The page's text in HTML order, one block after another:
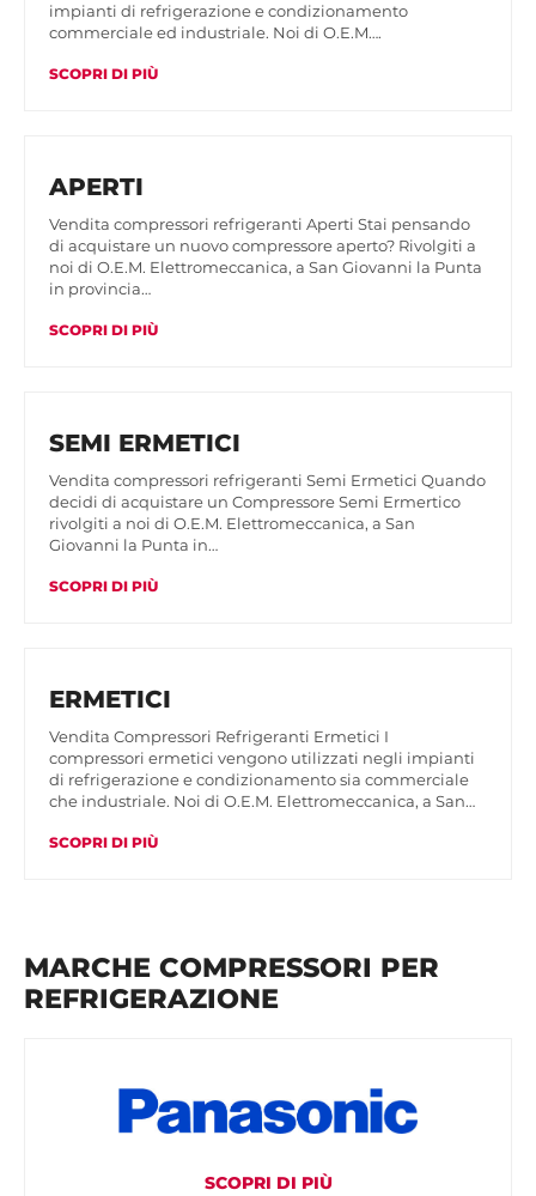
impianti di refrigerazione e condizionamento
commerciale ed industriale. Noi di O.E.M….
SCOPRI DI PIÙ
APERTI
Vendita compressori refrigeranti Aperti Stai pensando
di acquistare un nuovo compressore aperto? Rivolgiti a
noi di O.E.M. Elettromeccanica, a San Giovanni la Punta
in provincia…
SCOPRI DI PIÙ
SEMI ERMETICI
Vendita compressori refrigeranti Semi Ermetici Quando
decidi di acquistare un Compressore Semi Ermertico
rivolgiti a noi di O.E.M. Elettromeccanica, a San
Giovanni la Punta in…
SCOPRI DI PIÙ
ERMETICI
Vendita Compressori Refrigeranti Ermetici I
compressori ermetici vengono utilizzati negli impianti
di refrigerazione e condizionamento sia commerciale
che industriale. Noi di O.E.M. Elettromeccanica, a San…
SCOPRI DI PIÙ
MARCHE COMPRESSORI PER
REFRIGERAZIONE
SCOPRI DI PIÙ